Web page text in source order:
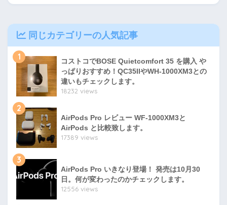
同じカテゴリーの人気記事
1
コストコでBOSE Quietcomfort 35 を購入 や
っぱりおすすめ！QC35IIやWH-1000XM3との
違いもチェックします。
18232 views
2
AirPods Pro レビュー WF-1000XM3と
AirPods と比較致します。
17389 views
3
AirPods Pro いきなり登場！ 発売は10月30
日。何が変わったのかチェックします。
12556 views